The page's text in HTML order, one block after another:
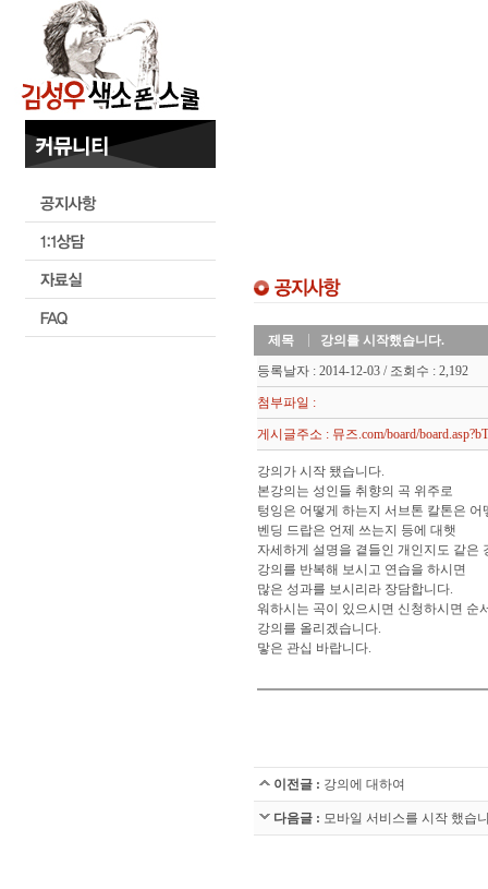
제목
강의를 시작했습니다.
등록날자 : 2014-12-03 / 조회수 : 2,192
첨부파일 :
게시글주소 : 뮤즈.com/board/
강의가 시작 됐습니다.
본강의는 성인들 취향의 곡 위주로
텅잉은 어떻게 하는지 서브톤 칼톤은 어
벤딩 드랍은 언제 쓰는지 등에 대햇
자세하게 설명을 곁들인 개인지도 같은
강의를 반복해 보시고 연습을 하시면
많은 성과를 보시리라 장담합니다.
워하시는 곡이 있으시면 신청하시면 순
강의를 올리겠습니다.
맣은 관십 바랍니다.
이전글 : 강의에 대하여
다음글 : 모바일 서비스를 시작 했습